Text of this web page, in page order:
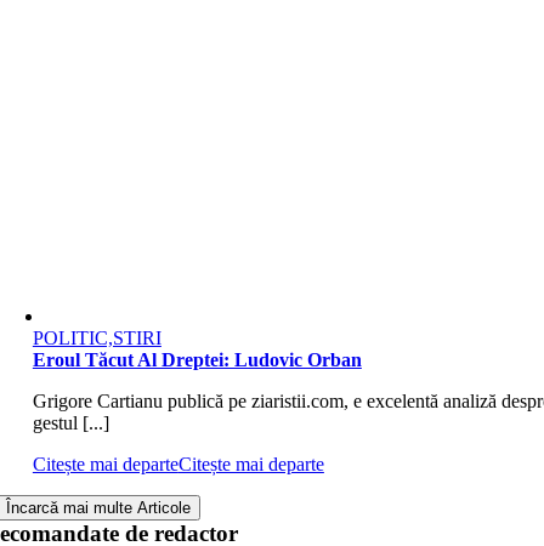
POLITIC,STIRI
Eroul Tăcut Al Dreptei: Ludovic Orban
Grigore Cartianu publică pe ziaristii.com, e excelentă analiză
gestul [...]
Citește mai departeCitește mai departe
Încarcă mai multe Articole
de redactor